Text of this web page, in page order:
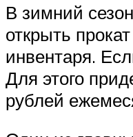
В зимний
открыть
инвентаря.
Для этого
рублей